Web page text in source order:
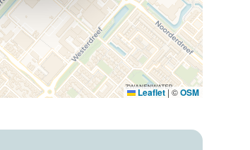
Leaflet |©OSM